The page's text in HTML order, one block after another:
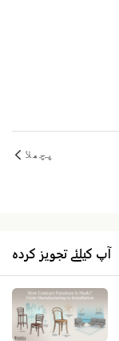
پچھلا
آپ کیلئے تجویز کردہ